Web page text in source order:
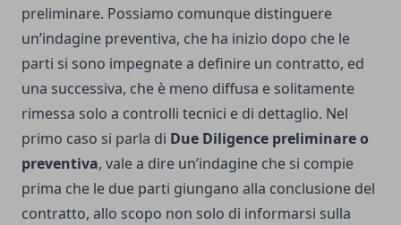
preliminare. Possiamo comunque distinguere
un’indagine preventiva, che ha inizio dopo che le
parti si sono impegnate a definire un contratto, ed
una successiva, che è meno diffusa e solitamente
rimessa solo a controlli tecnici e di dettaglio. Nel
primo caso si parla di Due Diligence preliminare o
preventiva, vale a dire un’indagine che si compie
prima che le due parti giungano alla conclusione del
contratto, allo scopo non solo di informarsi sulla